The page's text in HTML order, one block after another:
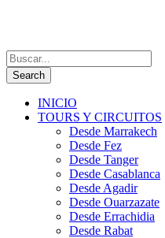
INICIO
TOURS Y CIRCUITOS
Desde Marrakech
Desde Fez
Desde Tanger
Desde Casablanca
Desde Agadir
Desde Ouarzazate
Desde Errachidia
Desde Rabat